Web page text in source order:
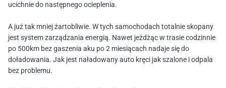
ucichnie do następnego ocieplenia.
A już tak mniej żartobliwie. W tych samochodach totalnie skopany
jest system zarządzania energią. Nawet jeżdżąc w trasie codzinnie
po 500km bez gaszenia aku po 2 miesiącach nadaje się do
doładowania. Jak jest naładowany auto kręci jak szalone i odpala
bez problemu.